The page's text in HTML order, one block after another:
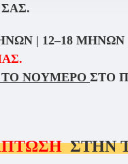
| 12–18 ΜΗΝΏΝ
ΝΟΎΜΕΡΟ ΣΤΟ
ΣΤΗΝ